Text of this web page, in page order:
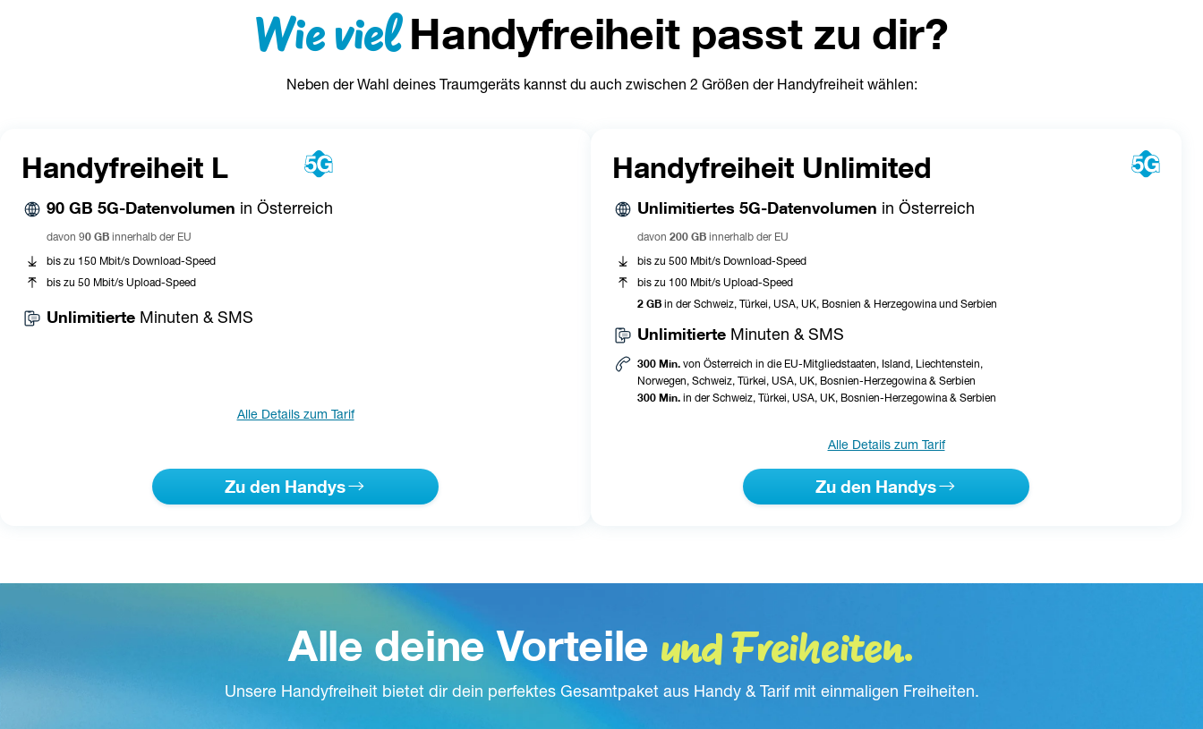
Der Jugendvorteil ist ein tarifabhängiger Zusatzvorteil, der nur in ausgewählten Tarifen verfügbar ist. Anmeldbar bis einschließlich 27 Jahre.
Nutzung beträgt 6 Jahre. Pro Nutzer:in kann nur ein Tarif angemeldet werden. Details:
. Zur Altersverifikation ist ein gültiger amtlicher Lichtbildausweis (Reisepass oder
28. Geburtstag entfallen alle gewährten Jugend+ Vorteile. Es gelten dann die regulären Preise und Bedingungen des jeweiligen Tarifs ohne Jugend+ Vorteil
Wie viel Handyfreiheit passt zu dir?
Neben der Wahl deines Traumgeräts kannst du auch zwischen 2 Größen der Handyfreiheit wählen:
Handyfreiheit L
90 GB 5G-Datenvolumen in Österreich
davon 90 GB innerhalb der EU
bis zu 150 Mbit/s Download-Speed
bis zu 50 Mbit/s Upload-Speed
Unlimitierte Minuten & SMS
Alle Details zum Tarif
Zu den Handys
Handyfreiheit Unlimited
Unlimitiertes 5G-Datenvolumen in Österreich
davon 200 GB innerhalb der EU
bis zu 500 Mbit/s Download-Speed
bis zu 100 Mbit/s Upload-Speed
2 GB in der Schweiz, Türkei, USA, UK, Bosnien & Herzegowina und Serbien
Unlimitierte Minuten & SMS
300 Min. von Österreich in die EU-Mitgliedstaaten, Island, Liechtenstein,
Norwegen, Schweiz, Türkei, USA, UK, Bosnien-Herzegowina & Serbien
300 Min. in der Schweiz, Türkei, USA, UK, Bosnien-Herzegowina & Serbien
Alle Details zum Tarif
Zu den Handys
Alle deine Vorteile und Freiheiten.
Unsere Handyfreiheit bietet dir dein perfektes Gesamtpaket aus Handy & Tarif mit einmaligen Freiheiten.